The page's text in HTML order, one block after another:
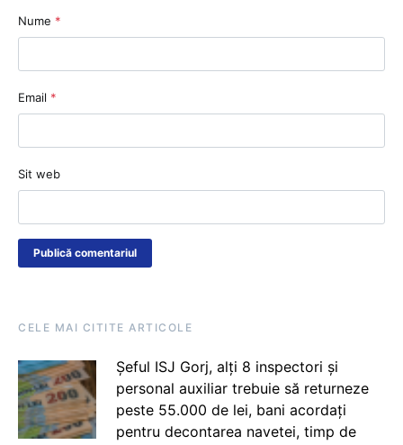
Nume *
Email *
Sit web
CELE MAI CITITE ARTICOLE
Șeful ISJ Gorj, alți 8 inspectori și
personal auxiliar trebuie să returneze
peste 55.000 de lei, bani acordați
pentru decontarea navetei, timp de